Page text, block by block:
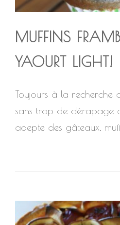
MUFFINS
YAOURT LIGHT!
Toujours à la recherche
sans trop de dérapage
adepte des gâteaux,